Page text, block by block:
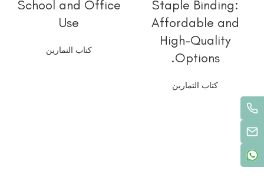
Staple Binding:
Affordable and
High-Quality
Options.
كتاب التمارين
School and Office
Use
كتاب التمارين